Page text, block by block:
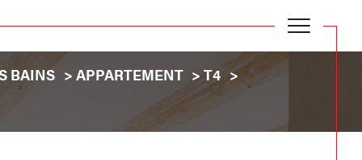
BAINS APPARTEMENT
T4